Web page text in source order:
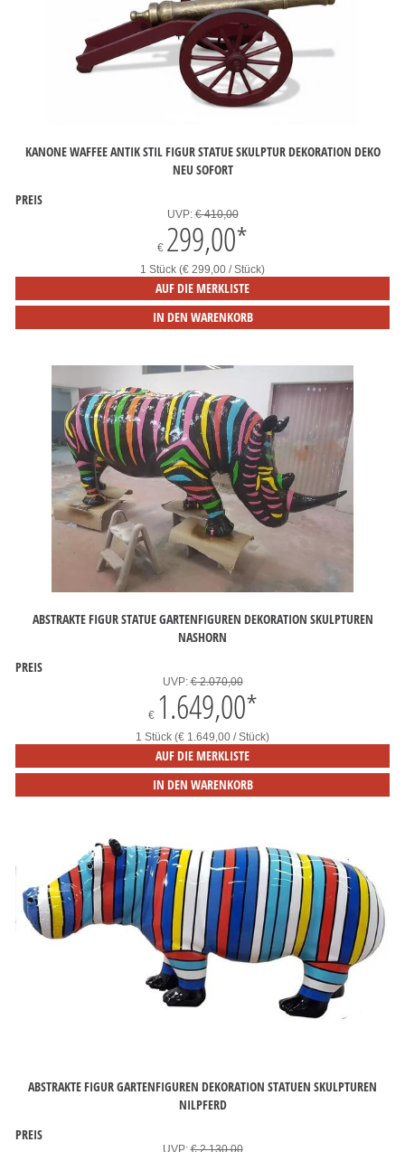
KANONE WAFFEE ANTIK STIL FIGUR STATUE SKULPTUR DEKORATION DEKO
NEU SOFORT
PREIS
UVP:€ 410,00
€ 299,00*
1 Stück (€ 299,00 / Stück)
AUF DIE MERKLISTE
IN DEN WARENKORB
ABSTRAKTE FIGUR STATUE GARTENFIGUREN DEKORATION SKULPTUREN
NASHORN
PREIS
UVP:€ 2.070,00
€ 1.649,00*
1 Stück (€ 1.649,00 / Stück)
AUF DIE MERKLISTE
IN DEN WARENKORB
ABSTRAKTE FIGUR GARTENFIGUREN DEKORATION STATUEN SKULPTUREN
NILPFERD
PREIS
UVP:€ 2.130,00